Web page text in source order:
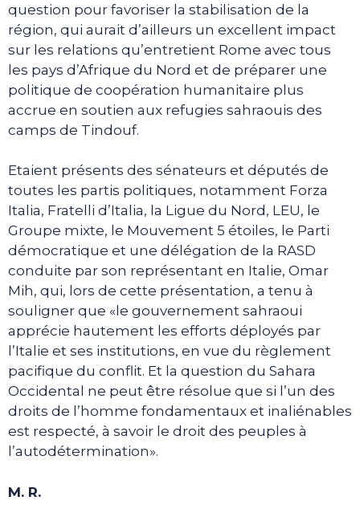
question pour favoriser la stabilisation de la
région, qui aurait d’ailleurs un excellent impact
sur les relations qu’entretient Rome avec tous
les pays d’Afrique du Nord et de préparer une
politique de coopération humanitaire plus
accrue en soutien aux refugies sahraouis des
camps de Tindouf.
Etaient présents des sénateurs et députés de
toutes les partis politiques, notamment Forza
Italia, Fratelli d’Italia, la Ligue du Nord, LEU, le
Groupe mixte, le Mouvement 5 étoiles, le Parti
démocratique et une délégation de la RASD
conduite par son représentant en Italie, Omar
Mih, qui, lors de cette présentation, a tenu à
souligner que «le gouvernement sahraoui
apprécie hautement les efforts déployés par
l’Italie et ses institutions, en vue du règlement
pacifique du conflit. Et la question du Sahara
Occidental ne peut être résolue que si l’un des
droits de l’homme fondamentaux et inaliénables
est respecté, à savoir le droit des peuples à
l’autodétermination».
M. R.